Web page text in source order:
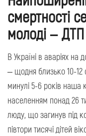
смертності
молоді – ДТП
В Україні в аваріях на
– щодня близько 10-12
минулі 5-6 років наша
населенням понад 26
люду, що загинув під
півтори тисячі дітей